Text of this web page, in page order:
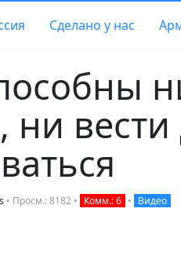
Сделано у нас
вести
• Просм.: 8182 • Комм.: 6 • Видео